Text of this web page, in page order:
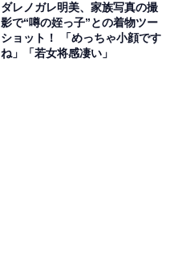
ダレノガレ明美、家族写真の撮
影で“噂の姪っ子”との着物ツー
ショット！ 「めっちゃ小顔です
ね」「若女将感凄い」